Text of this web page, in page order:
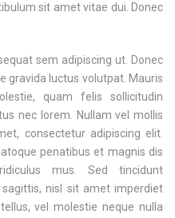
sit amet vitae dui. Donec
sem adipiscing ut. Donec
gravida luctus volutpat. Mauris
quam felis sollicitudin
nec lorem. Nullam vel mollis
consectetur adipiscing elit.
penatibus et magnis dis
mus. Sed tincidunt
nisl sit amet imperdiet
vel molestie neque nulla